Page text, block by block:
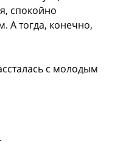
спокойно
А тогда, конечно,
с молодым